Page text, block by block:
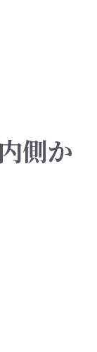
側か